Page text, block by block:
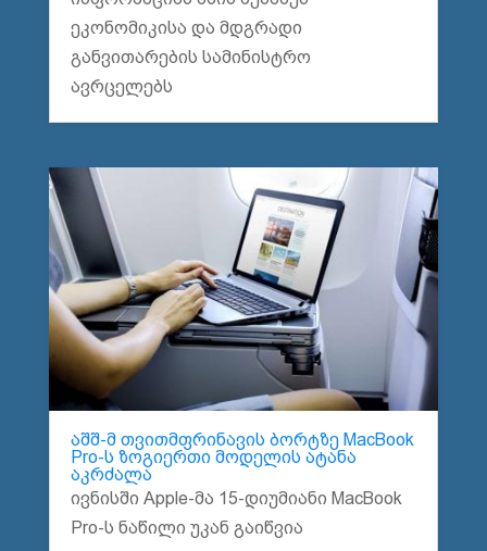
ეკონომიკისა და მდგრადი
განვითარების სამინისტრო
ავრცელებს
აშშ-მ თვითმფრინავის ბორტზე MacBook
Pro-ს ზოგიერთი მოდელის ატანა
აკრძალა
ივნისში Apple-მა 15-დიუმიანი MacBook
Pro-ს ნაწილი უკან გაიწვია